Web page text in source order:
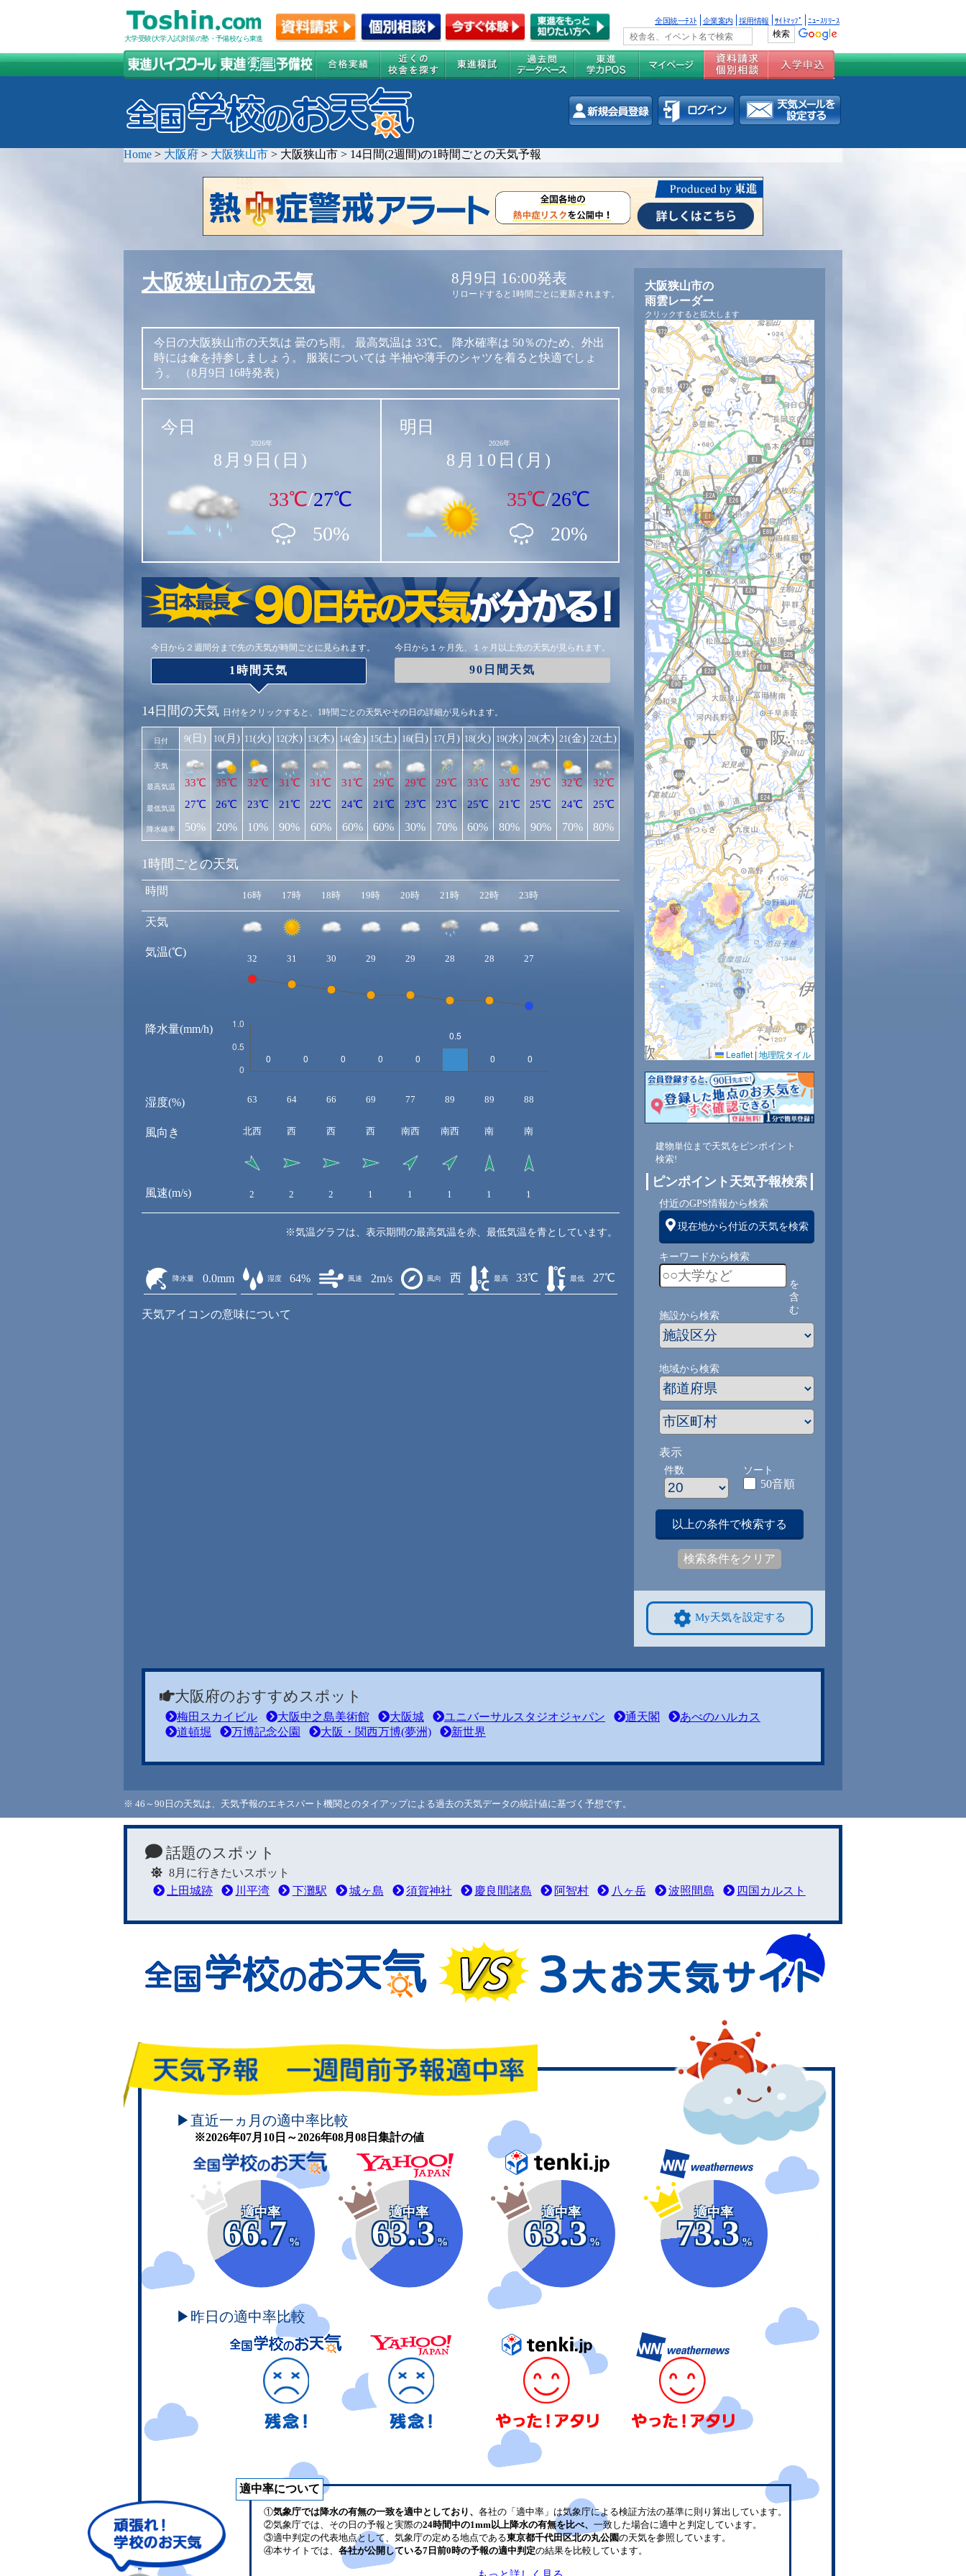
大学受験(大学入試)対策の塾・予備校なら東進
全国統一ﾃｽﾄ 企業案内 採用情報 ｻｲﾄﾏｯﾌﾟ ﾆｭｰｽﾘﾘｰｽ
Home > 大阪府 > 大阪狭山市 > 大阪狭山市 > 14日間(2週間)の1時間ごとの天気予報
大阪狭山市の天気 8月9日 16:00発表
リロードすると1時間ごとに更新されます。
今日の大阪狭山市の天気は 曇のち雨。 最高気温は 33℃。 降水確率は 50％のため、外出
時には傘を持参しましょう。
服装については 半袖や薄手のシャツを着ると快適でしょ
う。
（8月9日 16時発表）
今日
2026年
8月9日(日)
33℃/27℃
50%
明日
2026年
8月10日(月)
35℃/26℃
20%
今日から２週間分まで先の天気が時間ごとに見られます。
1時間天気
今日から１ヶ月先、１ヶ月以上先の天気が見られます。
90日間天気
14日間の天気 日付をクリックすると、1時間ごとの天気やその日の詳細が見られます。
日付
天気
最高気温
最低気温
降水確率
9(日)
33℃
27℃
50%
10(月)
35℃
26℃
20%
11(火)
32℃
23℃
10%
12(水)
31℃
21℃
90%
13(木)
31℃
22℃
60%
14(金)
31℃
24℃
60%
15(土)
29℃
21℃
60%
16(日)
29℃
23℃
30%
17(月)
29℃
23℃
70%
18(火)
33℃
25℃
60%
19(水)
33℃
21℃
80%
20(木)
29℃
25℃
90%
21(金)
32℃
24℃
70%
22(土)
32℃
25℃
80%
1時間ごとの天気
時間
天気
気温(℃)
降水量(mm/h)
湿度(%)
風向き
風速(m/s)
16時 17時 18時 19時 20時 21時 22時 23時
32 31 30 29 29 28 28 27
63 64 66 69 77 89 89 88
北西 西 西 西 南西 南西 南 南
2 2 2 1 1 1 1 1
※気温グラフは、表示期間の最高気温を赤、最低気温を青としています。
降水量 0.0mm 湿度 64% 風速 2m/s 風向 西 最高 33℃ 最低 27℃
天気アイコンの意味について
大阪狭山市の
雨雲レーダー
クリックすると拡大します
Leaflet | 地理院タイル
建物単位まで天気をピンポイント
検索!
ピンポイント天気予報検索
付近のGPS情報から検索
現在地から付近の天気を検索
キーワードから検索
を
含
む
施設から検索
地域から検索
表示
件数 ソート
50音順
以上の条件で検索する
検索条件をクリア
My天気を設定する
大阪府のおすすめスポット
梅田スカイビル 大阪中之島美術館 大阪城 ユニバーサルスタジオジャパン 通天閣
あべのハルカス
道頓堀
万博記念公園 大阪・関西万博(夢洲) 新世界
※ 46～90日の天気は、天気予報のエキスパート機関とのタイアップによる過去の天気データの統計値に基づく予想です。
話題のスポット
8月に行きたいスポット
上田城跡
川平湾 下灘駅 城ヶ島 須賀神社 慶良間諸島 阿智村 八ヶ岳 波照間島 四国カルスト
頑張れ！学校のお天気
▶直近一ヵ月の適中率比較
※2026年07月10日～2026年08月08日集計の値
適中率
66.7
%
適中率
63.3
%
適中率
63.3
%
適中率
73.3
%
▶昨日の適中率比較
適中率について
①気象庁では降水の有無の一致を適中としており、 各社の「適中率」は気象庁による検証方法の基準に則り算出しています。
②気象庁では、その日の予報と実際の24時間中の1mm以上降水の有無を比べ、 一致した場合に適中と判定しています。
③適中判定の代表地点として、気象庁の定める地点である東京都千代田区北の丸公園の天気を参照しています。
④本サイトでは、 各社が公開している7日前0時の予報の適中判定の結果を比較しています。